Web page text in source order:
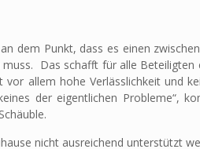
dem Punkt, dass es einen
Das schafft für alle
allem hohe Verlässlichkeit und
der eigentlichen Probleme“,
nicht ausreichend unterstützt